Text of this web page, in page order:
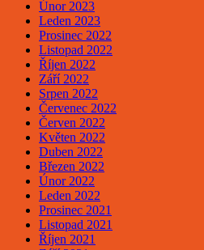
Únor 2023
Leden 2023
Prosinec 2022
Listopad 2022
Říjen 2022
Září 2022
Srpen 2022
Červenec 2022
Červen 2022
Květen 2022
Duben 2022
Březen 2022
Únor 2022
Leden 2022
Prosinec 2021
Listopad 2021
Říjen 2021